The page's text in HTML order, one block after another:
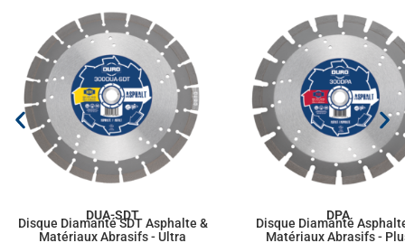
DUA-SDT
Disque Diamanté SDT Asphalte &
Matériaux Abrasifs - Ultra
DPA
Disque Diamanté
Matériaux Abrasifs -